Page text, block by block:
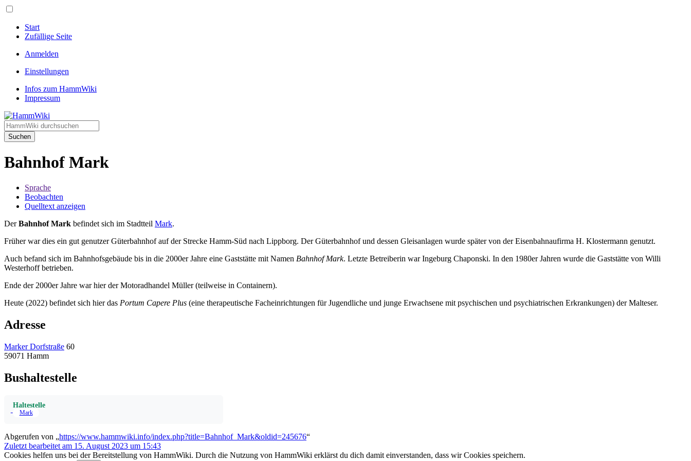
Start
Zufällige Seite
Anmelden
Einstellungen
Infos zum HammWiki
Impressum
Suchen
Bahnhof Mark
Sprache
Beobachten
Quelltext anzeigen
DerBahnhof Mark befindet sich im Stadtteil Mark.
Früher war dies ein gut genutzer Güterbahnhof auf der Strecke Hamm-Süd nach Lippborg. Der Güterbahnhof und dessen Gleisanlagen wurde später von der Eisenbahnaufirma H. Klostermann genutzt.
Auch befand sich im Bahnhofsgebäude bis in die 2000er Jahre eine Gaststätte mit Namen Bahnhof Mark. Letzte Betreiberin war Ingeburg Chaponski. In den 1980er Jahren wurde die Gaststätte von Willi
Westerhoff betrieben.
Ende der 2000er Jahre war hier der Motoradhandel Müller (teilweise in Containern).
Heute (2022) befindet sich hier das Portum Capere Plus (eine therapeutische Facheinrichtungen für Jugendliche und junge Erwachsene mit psychischen und psychiatrischen Erkrankungen) der Malteser.
Adresse
Marker Dorfstraße 60
59071 Hamm
Bushaltestelle
Haltestelle
Mark
Abgerufen von „https://www.hammwiki.info/index.php?title=Bahnhof_Mark&oldid=245676“
Zuletzt bearbeitet am 15. August 2023 um 15:43
Cookies helfen uns bei der Bereitstellung von HammWiki. Durch die Nutzung von HammWiki erklärst du dich damit einverstanden, dass wir Cookies speichern.